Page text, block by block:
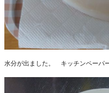
水分が出ました。 キッチンペーパ